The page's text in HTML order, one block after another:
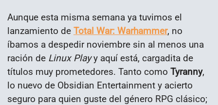
Aunque esta misma semana ya tuvimos el
lanzamiento de Total War: Warhammer, no
íbamos a despedir noviembre sin al menos una
ración de Linux Playy aquí está, cargadita de
títulos muy prometedores. Tanto como Tyranny,
lo nuevo de Obsidian Entertainment y acierto
seguro para quien guste del género RPG clásico;